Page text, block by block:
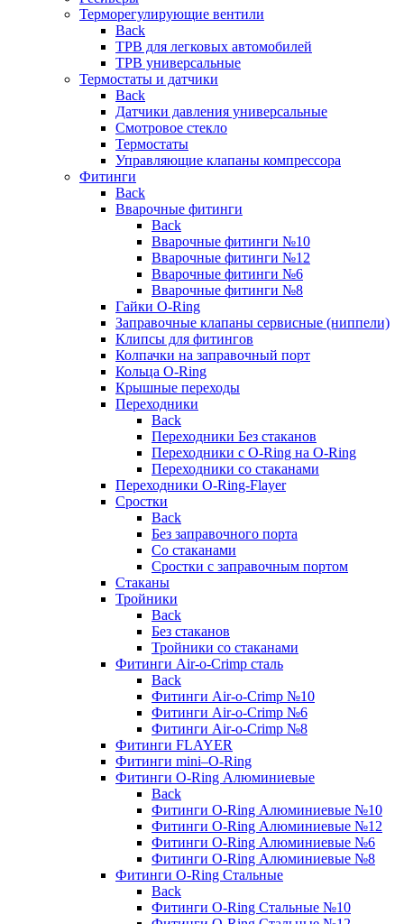
Терморегулирующие вентили
Back
ТРВ для легковых автомобилей
ТРВ универсальные
Термостаты и датчики
Back
Датчики давления универсальные
Смотровое стекло
Термостаты
Управляющие клапаны компрессора
Фитинги
Back
Вварочные фитинги
Back
Вварочные фитинги №10
Вварочные фитинги №12
Вварочные фитинги №6
Вварочные фитинги №8
Гайки O-Ring
Заправочные клапаны сервисные (ниппели)
Клипсы для фитингов
Колпачки на заправочный порт
Кольца O-Ring
Крышные переходы
Переходники
Back
Переходники Без стаканов
Переходники с O-Ring на O-Ring
Переходники со стаканами
Переходники O-Ring-Flayer
Сростки
Back
Без заправочного порта
Со стаканами
Сростки с заправочным портом
Стаканы
Тройники
Back
Без стаканов
Тройники со стаканами
Фитинги Air-o-Crimp сталь
Back
Фитинги Air-o-Crimp №10
Фитинги Air-o-Crimp №6
Фитинги Air-o-Crimp №8
Фитинги FLAYER
Фитинги mini–O-Ring
Фитинги O-Ring Алюминиевые
Back
Фитинги O-Ring Алюминиевые №10
Фитинги O-Ring Алюминиевые №12
Фитинги O-Ring Алюминиевые №6
Фитинги O-Ring Алюминиевые №8
Фитинги O-Ring Стальные
Back
Фитинги O-Ring Стальные №10